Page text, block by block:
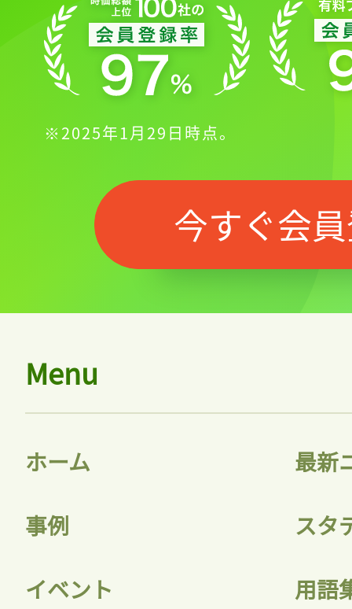
※2025年1月29日時点。
今すぐ会
Menu
ホーム 最新
事例 スタ
イベント 用語